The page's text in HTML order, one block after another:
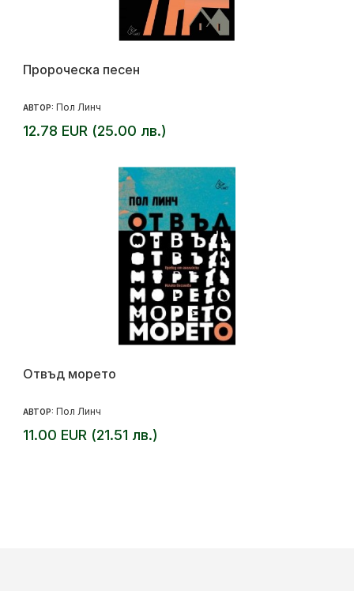
Пророческа песен
АВТОР: Пол Линч
12.78 EUR (25.00 лв.)
Отвъд морето
АВТОР: Пол Линч
11.00 EUR (21.51 лв.)